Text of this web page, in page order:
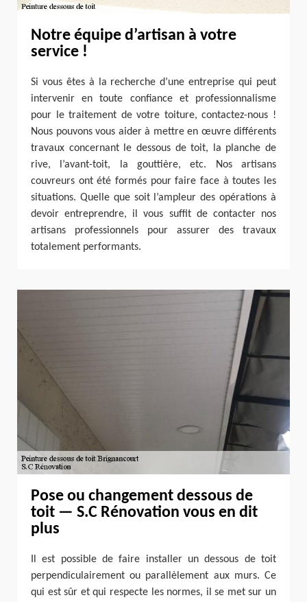
Notre équipe d’artisan à votre
service !
Si vous êtes à la recherche d’une entreprise qui peut
intervenir en toute confiance et professionnalisme
pour le traitement de votre toiture, contactez-nous !
Nous pouvons vous aider à mettre en œuvre différents
travaux concernant le dessous de toit, la planche de
rive, l’avant-toit, la gouttière, etc. Nos artisans
couvreurs ont été formés pour faire face à toutes les
situations. Quelle que soit l’ampleur des opérations à
devoir entreprendre, il vous suffit de contacter nos
artisans professionnels pour assurer des travaux
totalement performants.
Pose ou changement dessous de
toit — S.C Rénovation vous en dit
plus
Il est possible de faire installer un dessous de toit
perpendiculairement ou parallèlement aux murs. Ce
qui est sûr et qui respecte les normes, il se met sur un